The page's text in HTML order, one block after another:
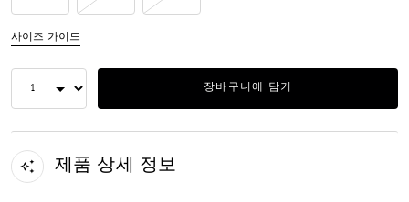
사이즈 가이드
장바구니에 담기
제품 상세 정보